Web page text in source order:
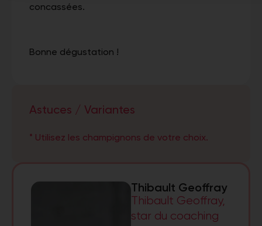
concassées.
Bonne dégustation !
Astuces / Variantes
* Utilisez les champignons de votre choix.
Thibault Geoffray
Thibault Geoffray,
star du coaching